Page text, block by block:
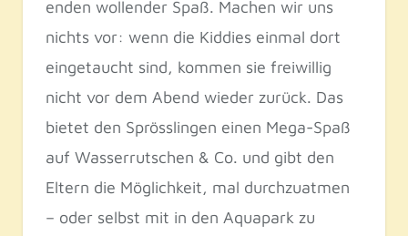
enden wollender Spaß. Machen wir uns
nichts vor: wenn die Kiddies einmal dort
eingetaucht sind, kommen sie freiwillig
nicht vor dem Abend wieder zurück. Das
bietet den Sprösslingen einen Mega-Spaß
auf Wasserrutschen & Co. und gibt den
Eltern die Möglichkeit, mal durchzuatmen
– oder selbst mit in den Aquapark zu